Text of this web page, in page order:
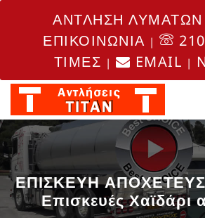
ΑΝΤΛΗΣΗ
ΕΠΙΚΟΙΝΩΝΙΑ |
ΤΙΜΕΣ | EMAIL |
ΕΠΙΣΚΕΥΗ
Επισκευές Χαϊδάρι